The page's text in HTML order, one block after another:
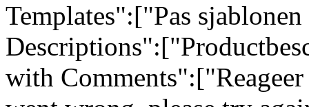
Templates":["Pas
with